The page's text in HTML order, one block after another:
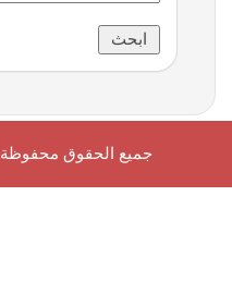
جميع الحقوق محفوظة 2026